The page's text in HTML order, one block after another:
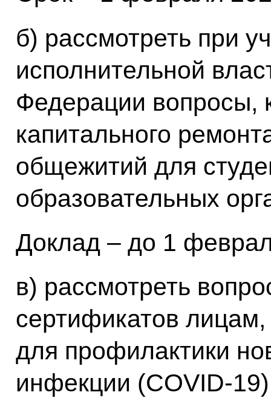
б) рассмотреть при
исполнительной
Федерации вопросы,
капитального
общежитий для
образовательных
Доклад – до 1
в) рассмотреть
сертификатов
для профилактики
инфекции (COVID-